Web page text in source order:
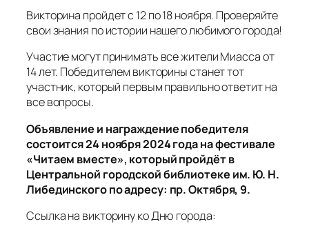
Викторина пройдет с 12 по 18 ноября. Проверяйте
свои знания по истории нашего любимого города!
Участие могут принимать все жители Миасса от
14 лет. Победителем викторины станет тот
участник, который первым правильно ответит на
все вопросы.
Объявление и награждение победителя
состоится 24 ноября 2024 года на фестивале
«Читаем вместе», который пройдёт в
Центральной городской библиотеке им. Ю. Н.
Либединского по адресу: пр. Октября, 9.
Ссылка на викторину ко Дню города: